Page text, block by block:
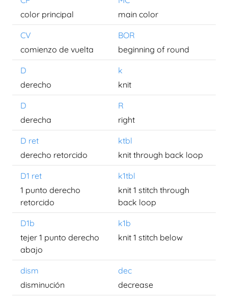
color principal
main color
CV
BOR
comienzo de vuelta
beginning of round
D
k
derecho
knit
D
R
derecha
right
D ret
ktbl
derecho retorcido
knit through back loop
D1 ret
k1tbl
1 punto derecho
retorcido
knit 1 stitch through
back loop
D1b
k1b
tejer 1 punto derecho
abajo
knit 1 stitch below
dism
dec
disminución
decrease